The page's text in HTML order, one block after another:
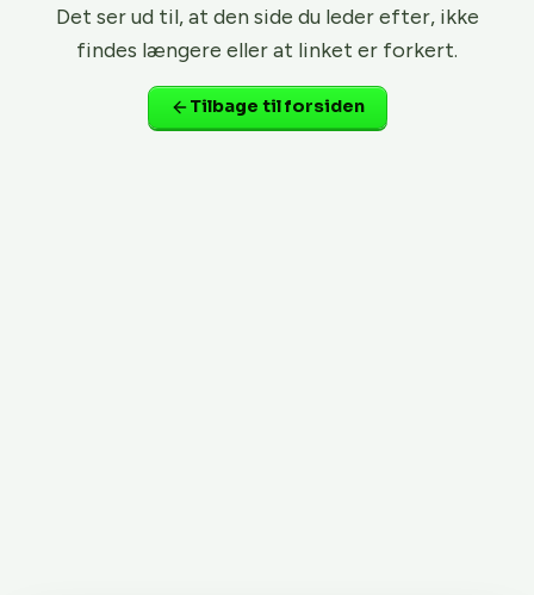
Det ser ud til, at den side du leder efter, ikke
findes længere eller at linket er forkert.
Tilbage til forsiden